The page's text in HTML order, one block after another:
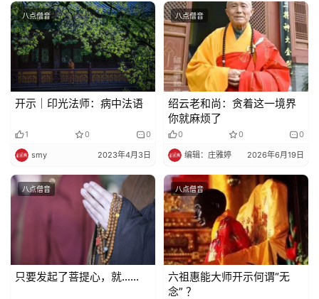
视
频
纪
录
佛
教
术
规
八点僧音
开示｜印光法师：病中法语
1 0 0
smy 2023年4月3日
八点僧音
绍云老和尚：贪着这一境界
你就麻烦了
0 0 0
编辑：庄雅婷 2026年6月19日
八点僧音
只要发起了菩提心，就……
八点僧音
六祖惠能大师开示何谓“无
念” ？